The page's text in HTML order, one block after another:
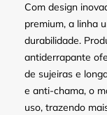
Com design
premium, a linha
durabilidade.
antiderrapante
de sujeiras e
e anti-chama, o
uso, trazendo